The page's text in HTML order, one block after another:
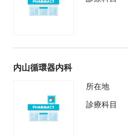
内山循環器内科
所在地
診療科目